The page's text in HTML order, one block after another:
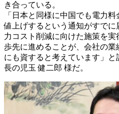
き合っている。
「日本と同様に中国でも電力
値上げするという通知がすで
力コスト削減に向けた施策を
歩先に進めることが、会社の
にも資すると考えています」
長の児玉 健二郎 様だ。